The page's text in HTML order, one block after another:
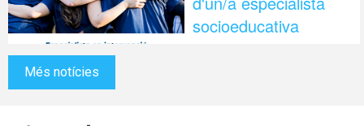
socioeducativa
Més notícies